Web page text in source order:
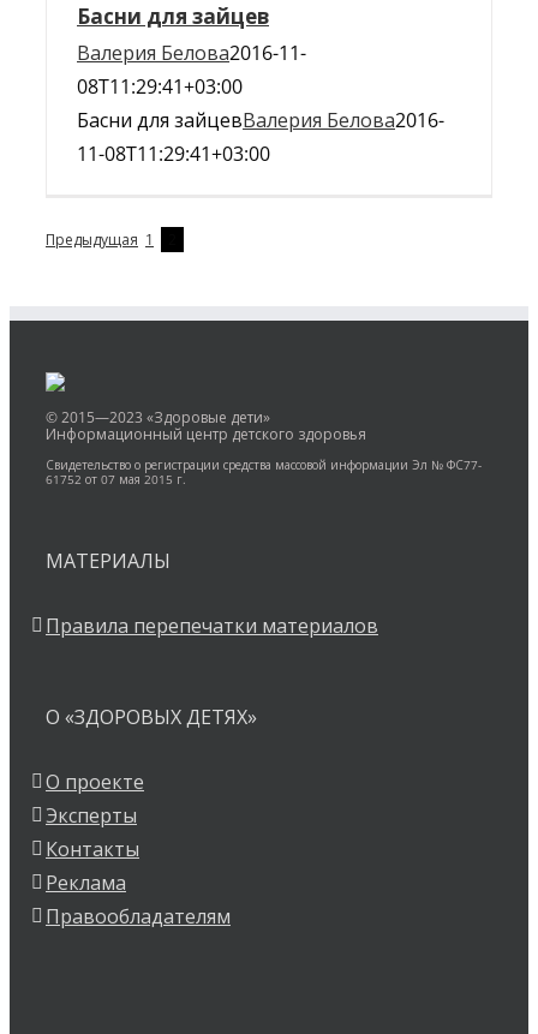
Басни для зайцев
Валерия Белова2016-11-
08T11:29:41+03:00
Басни для зайцевВалерия Белова2016-
11-08T11:29:41+03:00
Предыдущая 1
© 2015—2023 «Здоровые дети»
Информационный центр детского здоровья
Свидетельство о регистрации средства массовой информации Эл № ФС77-
61752 от 07 мая 2015 г.
МАТЕРИАЛЫ
Правила перепечатки материалов
О «ЗДОРОВЫХ ДЕТЯХ»
О проекте
Эксперты
Контакты
Реклама
Правообладателям